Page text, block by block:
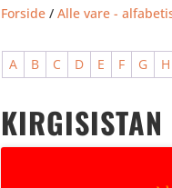
Forside /Alle vare -
A B C D E F G H